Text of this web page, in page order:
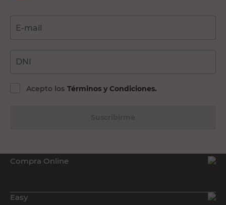
E-mail
DNI
Acepto los Términos y Condiciones.
Compra Online
Easy